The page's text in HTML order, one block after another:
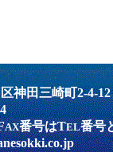
神田三崎町2-4-12
AX番号はTEL番号